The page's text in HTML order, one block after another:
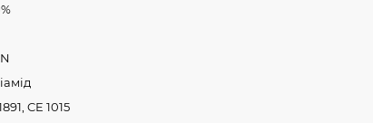
CE 1015